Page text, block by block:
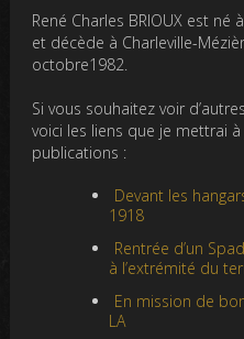
René Charles BRIOUX est né
et décède à Charleville-
octobre1982.
Si vous souhaitez voir
voici les liens que je mettrai
publications :
Devant les
1918
Rentrée d’un
à l’extrémité du
En mission de
LA